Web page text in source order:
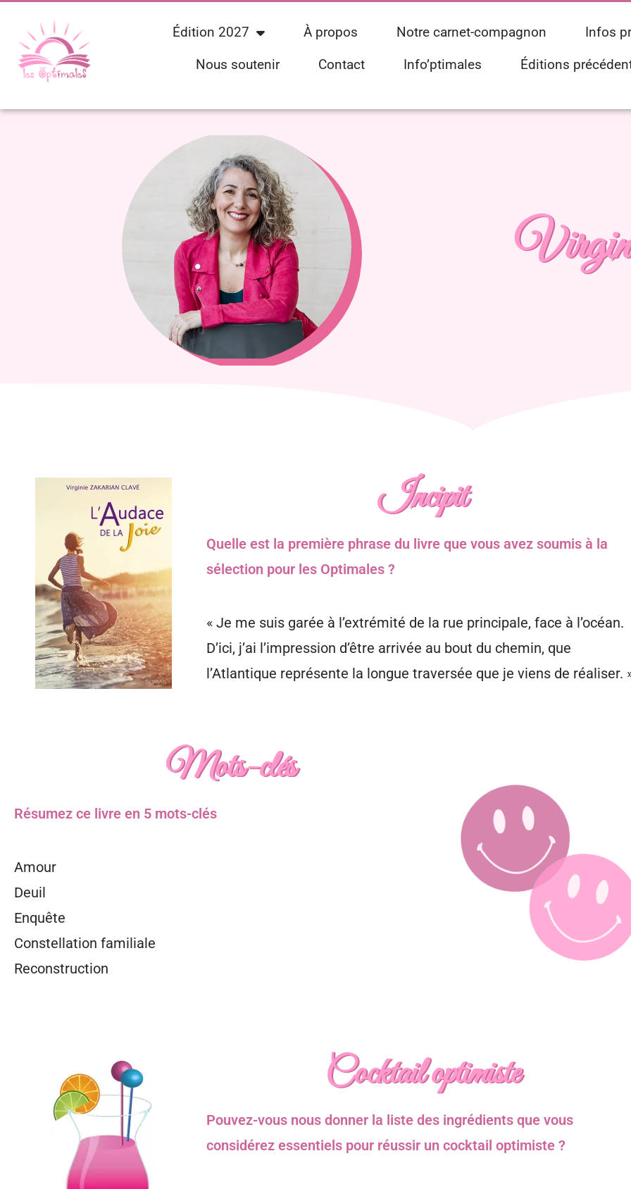
Édition 2027 À propos Notre carnet-compagnon
Infos
Nous soutenir
Contact Info’ptimales Éditions
Incipit
Quelle est la première phrase du livre que vous avez soumis à la
sélection pour les Optimales ?
« Je me suis garée à l’extrémité de la rue principale, face à l’océan.
D’ici, j’ai l’impression d’être arrivée au bout du chemin, que
l’Atlantique représente la longue traversée que je viens de réaliser.
Mots-clés
Résumez ce livre en 5 mots-clés
Amour
Deuil
Enquête
Constellation familiale
Reconstruction
Cocktail optimiste
Pouvez-vous nous donner la liste des ingrédients que vous
considérez essentiels pour réussir un cocktail optimiste ?